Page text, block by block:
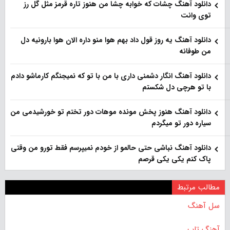
دانلود آهنگ چشات که خوابه چشا من هنوز تاره قرمز مثل گل رز
توی وانت
دانلود آهنگ یه روز قول داد بهم هوا منو داره الان هوا بارونیه دل
من طوفانه
دانلود آهنگ انگار دشمنی داری با من با تو که نمیجنگم کارماشو دادم
با تو هرچی دل شکستم
دانلود آهنگ هنوز پخش مونده موهات دور تختم تو خورشیدمی من
سیاره دور تو میگردم
دانلود آهنگ نباشی حتی حالمو از خودم نمیپرسم فقط تورو من وقتی
پاک کنم یکی یکی قرصم
مطالب مرتبط
سل آهنگ